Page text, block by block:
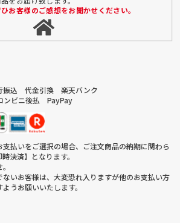
お客様のご感想をお聞かせください。
振込 代金引換 楽天バンク
ビニ後払 PayPay
払いをご選択の場合、ご注文商品の納期に関わら
決済】となります。
ないお客様は、大変恐れ入りますが他のお支払い方
うお願いいたします。